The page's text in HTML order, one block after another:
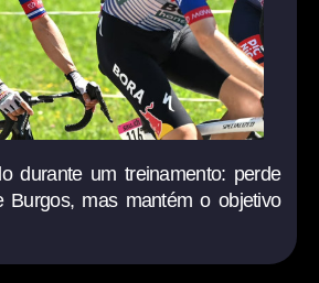
durante um treinamento: perde
Burgos, mas mantém o objetivo